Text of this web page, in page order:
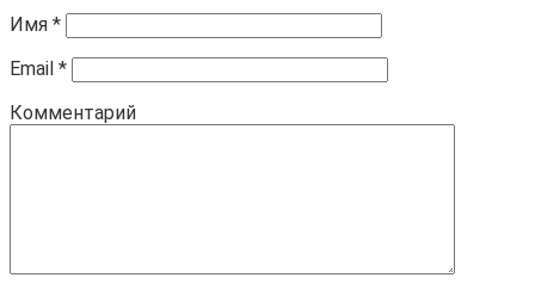
Имя *
Email *
Комментарий